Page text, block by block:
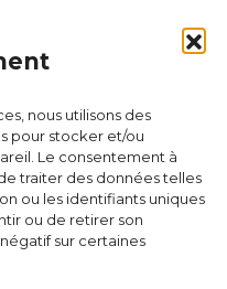
nous utilisons des
pour stocker et/ou
Le consentement à
traiter des données telles
ou les identifiants uniques
ou de retirer son
sur certaines